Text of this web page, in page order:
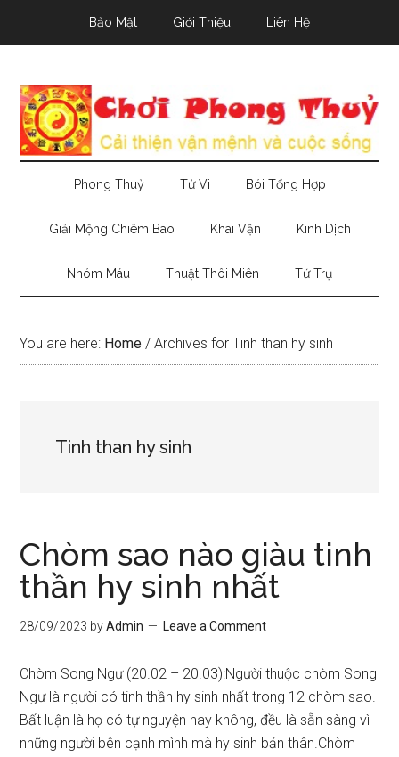
Bảo Mật Giới Thiệu Liên Hệ
Phong Thuỷ Tử Vi Bói Tổng Hợp
Giải Mộng Chiêm Bao Khai Vận Kinh Dịch
Nhóm Máu Thuật Thôi Miên Tứ Trụ
You are here: Home / Archives for Tinh than hy sinh
Tinh than hy sinh
Chòm sao nào giàu tinh
thần hy sinh nhất
28/09/2023 byAdmin Leave a Comment
Chòm Song Ngư (20.02 – 20.03):Người thuộc chòm Song
Ngư là người có tinh thần hy sinh nhất trong 12 chòm sao.
Bất luận là họ có tự nguyện hay không, đều là sẵn sàng vì
những người bên cạnh mình mà hy sinh bản thân.Chòm